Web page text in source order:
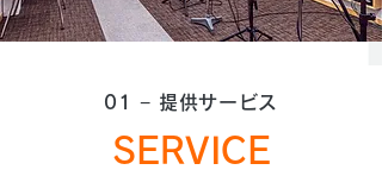
01 − ​提供サービス
SERVICE